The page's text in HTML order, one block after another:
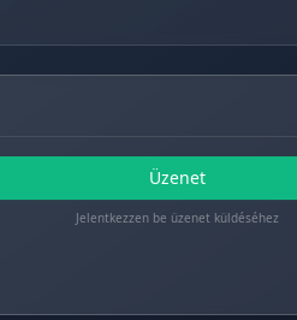
Üzenet
Jelentkezzen be üzenet küldéséhez